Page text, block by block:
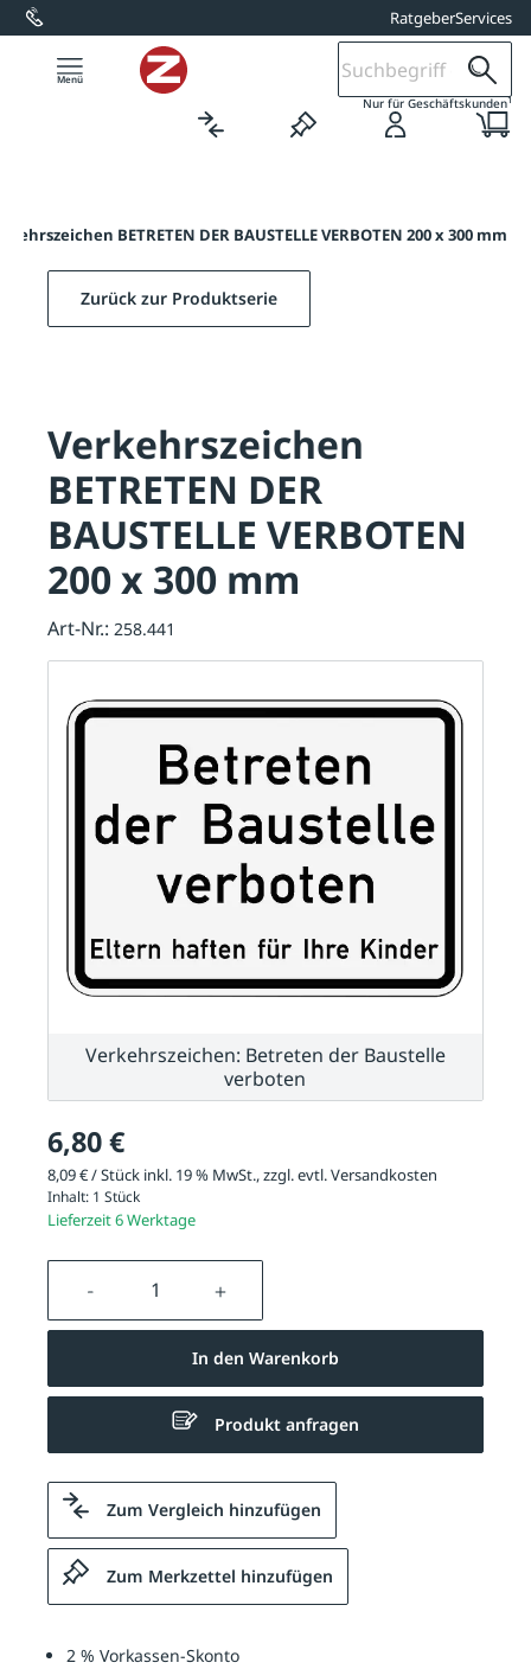
springen RatgeberServices
Nur für Geschäftskunden1
BETRETEN DER BAUSTELLE VERBOTEN 200 x 300 mm
6,80 €
8,09 € / Stück inkl. 19 % MwSt., zzgl. evtl.Versandkosten
Inhalt: 1 Stück
Lieferzeit 6 Werktage
Produkt Anzahl: Gib den
In den Warenkorb
Produkt anfragen
Zum Vergleich hinzufügen
Zum Merkzettel hinzufügen
2 % Vorkassen-Skonto
Zurück zur Produktserie
Verkehrszeichen
BETRETEN DER
BAUSTELLE VERBOTEN
200 x 300 mm
Art-Nr.: 258.441
Verkehrszeichen: Betreten der Baustelle
verboten